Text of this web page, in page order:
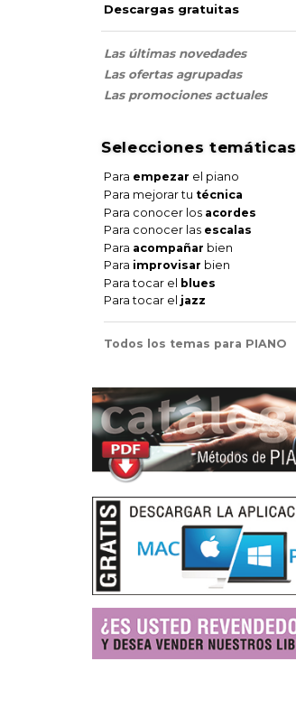
Descargas gratuitas
Las últimas novedades
Las ofertas agrupadas
Las promociones actuales
Selecciones temáticas
Para empezar el piano
Para mejorar tu técnica
Para conocer los acordes
Para conocer las escalas
Para acompañar bien
Para improvisar bien
Para tocar el blues
Para tocar el jazz
Todos los temas para PIANO